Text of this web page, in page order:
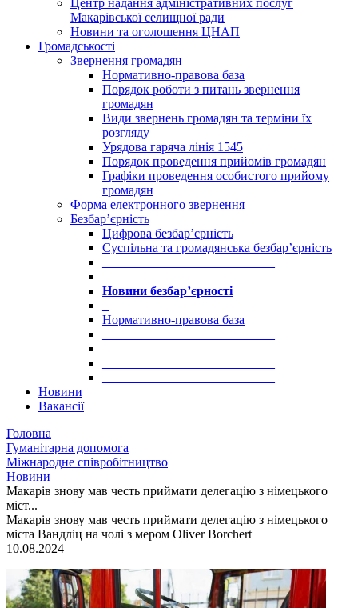
Центр надання адміністративних послуг
Макарівської селищної ради
Новини та оголошення ЦНАП
Громадськості
Звернення громадян
Нормативно-правова база
Порядок роботи з питань звернення
громадян
Види звернень громадян та терміни їх
розгляду
Урядова гаряча лінія 1545
Порядок проведення прийомів громадян
Графіки проведення особистого прийому
громадян
Форма електронного звернення
Безбар’єрність
Цифрова безбар’єрність
Суспільна та громадянська безбар’єрність
Новини безбар’єрності
Нормативно-правова база
Новини
Вакансії
Головна
Гуманітарна допомога
Міжнародне співробітництво
Новини
Макарів знову мав честь приймати делегацію з німецького
міст...
Макарів знову мав честь приймати делегацію з німецького
міста Вандліц на чолі з мером Oliver Borchert
10.08.2024